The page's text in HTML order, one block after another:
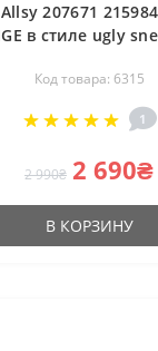
207671
в стиле ugly
Код товара: 6315
1
2 990₴ 2 690₴
В КОРЗИНУ